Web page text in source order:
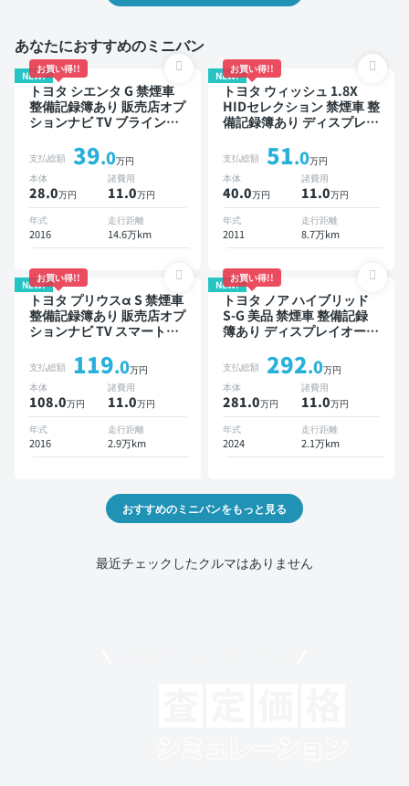
あなたにおすすめのミニバン
NEW!
お買い得!!
トヨタ シエンタ G 禁煙車
整備記録簿あり 販売店オプ
ションナビ TV ブラインド
ト スマートキー バックモ
ニター ドライブレコーダー
衝突軽減 両側電動スライド
ドア 7人乗り
支払総額 39.0万円
本体
28.0万円
諸費用
11.0万円
年式
2016
走行距離
14.6万km
NEW!
お買い得!!
トヨタ ウィッシュ 1.8X
HIDセレクション 禁煙車 整
備記録簿あり ディスプレイ
り 後席モニター スマート
キー ETC ドライブレコー
ダー
支払総額 51.0万円
本体
40.0万円
諸費用
11.0万円
年式
2011
走行距離
8.7万km
NEW!
お買い得!!
トヨタ プリウスα S 禁煙車
整備記録簿あり 販売店オプ
ションナビ TV スマートキ
支払総額 119.0万円
本体
108.0万円
諸費用
11.0万円
年式
2016
走行距離
2.9万km
NEW!
お買い得!!
トヨタ ノア ハイブリッド
S-G 美品 禁煙車 整備記録
簿あり ディスプレイオーデ
オートクルーズ 3列シート
スマートキー ETC バック
モニター ドライブレコーダ
ー 衝突軽減 両側電動スラ
イドドア 7人乗り
支払総額 292.0万円
本体
281.0万円
諸費用
11.0万円
年式
2024
走行距離
2.1万km
おすすめのミニバンをもっと見る
最近チェックしたクルマはありません